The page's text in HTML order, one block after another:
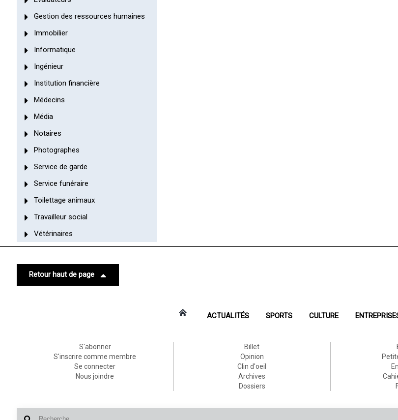
Gestion des ressources humaines
Immobilier
Informatique
Ingénieur
Institution financière
Médecins
Média
Notaires
Photographes
Service de garde
Service funéraire
Toilettage animaux
Travailleur social
Vétérinaires
Retour haut de page
ACTUALITÉS SPORTS CULTURE
S'abonner
S'inscrire comme membre
Se connecter
Nous joindre
Billet
Opinion
Clin d'oeil
Archives
Dossiers